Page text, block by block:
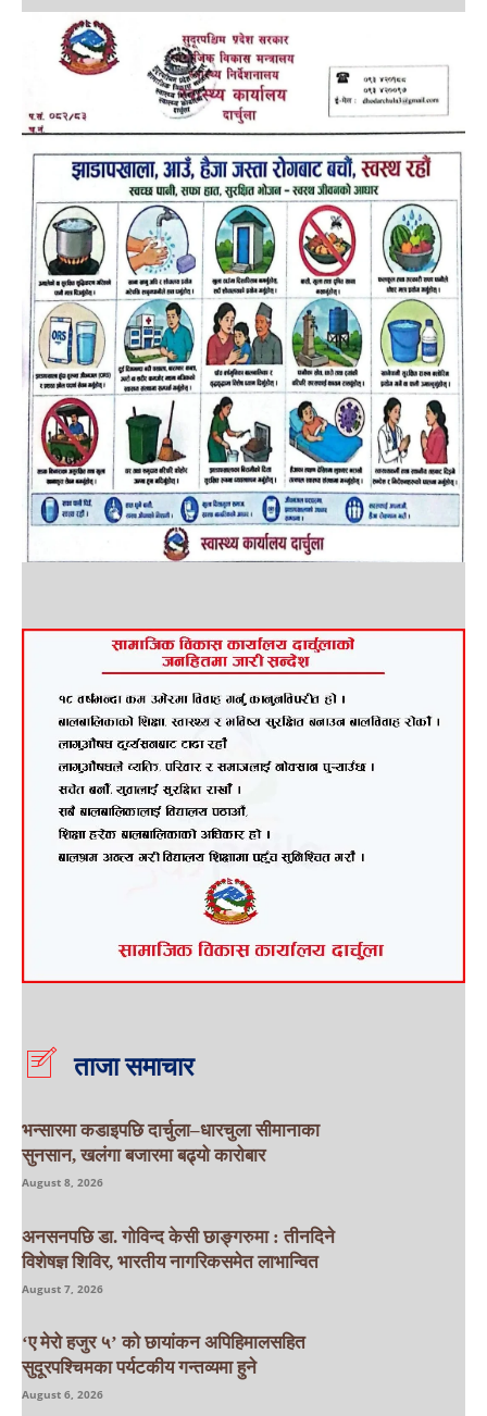
ताजा समाचार
भन्सारमा कडाइपछि दार्चुला–धारचुला सीमानाका
सुनसान, खलंगा बजारमा बढ्यो कारोबार
August 8, 2026
अनसनपछि डा. गोविन्द केसी छाङ्गरुमा : तीनदिने
विशेषज्ञ शिविर, भारतीय नागरिकसमेत लाभान्वित
August 7, 2026
‘ए मेरो हजुर ५’ को छायांकन अपिहिमालसहित
सुदूरपश्चिमका पर्यटकीय गन्तव्यमा हुने
August 6, 2026